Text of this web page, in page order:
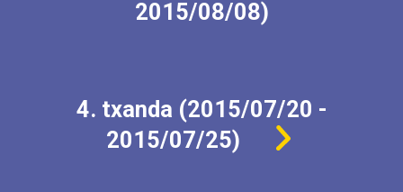
2015/08/08)
4. txanda (2015/07/20 -
2015/07/25)